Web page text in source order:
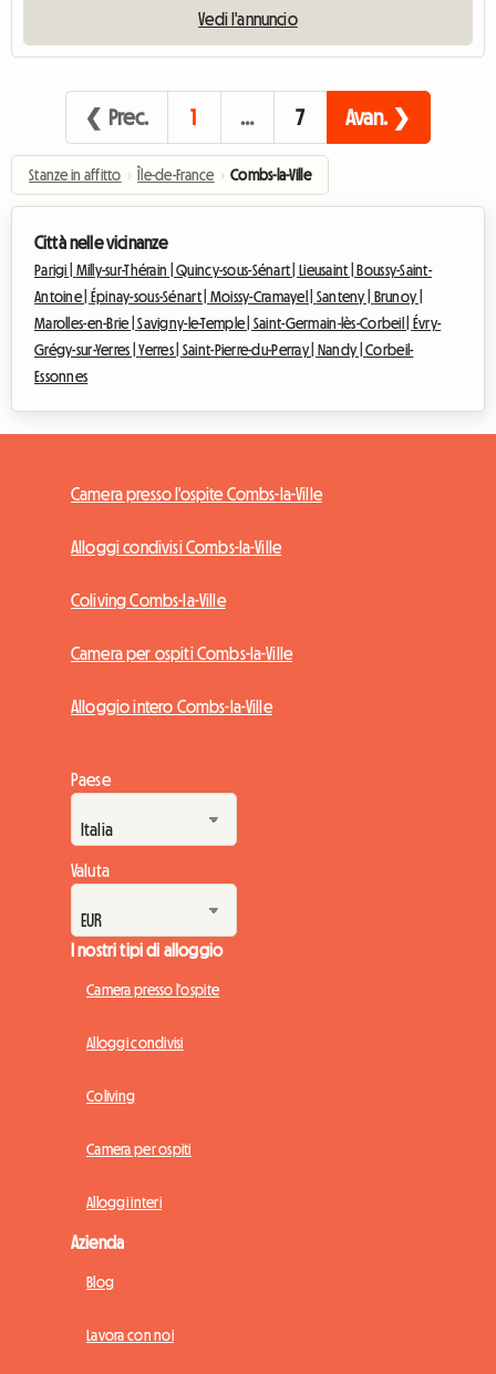
Vedi l'annuncio
❮ Prec. 1 … 7 Avan. ❯
Stanze in affitto › Île-de-France › Combs-la-Ville
Città nelle vicinanze
Parigi | Milly-sur-Thérain |Quincy-sous-Sénart | Lieusaint |
Boussy-Saint-
Antoine |
Épinay-sous-Sénart | Moissy-Cramayel | Santeny |
Brunoy |
Marolles-en-Brie |Savigny-le-Temple | Saint-Germain-lès-Corbeil |
Évry-
Grégy-sur-Yerres |Yerres | Saint-Pierre-du-Perray | Nandy |Corbeil-
Essonnes
Camera presso l'ospite Combs-la-Ville
Alloggi condivisi Combs-la-Ville
Coliving Combs-la-Ville
Camera per ospiti Combs-la-Ville
Alloggio intero Combs-la-Ville
Paese
Valuta
I nostri tipi di alloggio
Camera presso l'ospite
Alloggi condivisi
Coliving
Camera per ospiti
Alloggi interi
Azienda
Blog
Lavora con noi